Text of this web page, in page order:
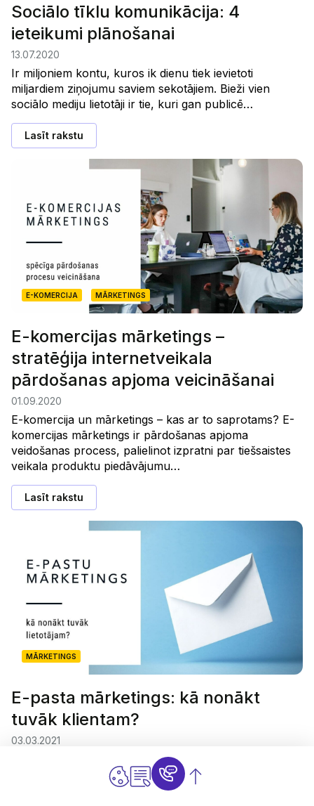
Sociālo tīklu komunikācija: 4
ieteikumi plānošanai
13.07.2020
Ir miljoniem kontu, kuros ik dienu tiek ievietoti
miljardiem ziņojumu saviem sekotājiem. Bieži vien
sociālo mediju lietotāji ir tie, kuri gan publicē…
Lasīt rakstu
E-KOMERCIJA MĀRKETINGS
E-komercijas mārketings –
stratēģija internetveikala
pārdošanas apjoma veicināšanai
01.09.2020
E-komercija un mārketings – kas ar to saprotams? E-
komercijas mārketings ir pārdošanas apjoma
veidošanas process, palielinot izpratni par tiešsaistes
veikala produktu piedāvājumu…
Lasīt rakstu
MĀRKETINGS
E-pasta mārketings: kā nonākt
tuvāk klientam?
03.03.2021
E-pasta mārketings nav miris! Tas joprojām darbojas
un ir vērā ņemams mārketinga veids, ja tā potenciālu
izmanto pareizi! Ikdienā pareiza resursu